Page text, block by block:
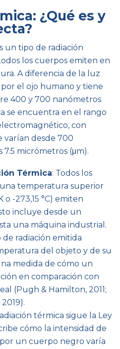
¿Qué es y
un tipo de radiación
los cuerpos emiten en
A diferencia de la luz
el ojo humano y tiene
400 y 700 nanómetros
se encuentra en el rango
con
varían desde 700
7.5 micrómetros (μm).
Térmica: Todos los
temperatura superior
-273,15 °C) emiten
incluye desde un
una máquina industrial.
radiación emitida
del objeto y de su
medida de cómo un
en comparación con
(Pugh & Hamilton, 2011;
térmica sigue la Ley
cómo la intensidad de
por un cuerpo negro varía